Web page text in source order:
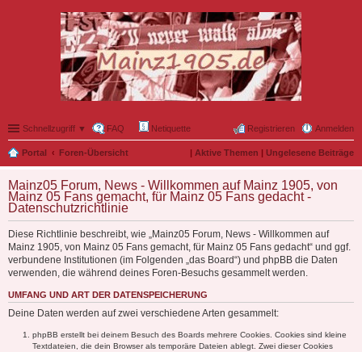
Schnellzugriff ▼ FAQ Netiquette Anmelden
Registrieren
Portal Foren-Übersicht | Aktive Themen | Ungelesene Beiträge
Mainz05 Forum, News - Willkommen auf Mainz 1905, von
Mainz 05 Fans gemacht, für Mainz 05 Fans gedacht -
Datenschutzrichtlinie
Diese Richtlinie beschreibt, wie „Mainz05 Forum, News - Willkommen auf
Mainz 1905, von Mainz 05 Fans gemacht, für Mainz 05 Fans gedacht“ und ggf.
verbundene Institutionen (im Folgenden „das Board“) und phpBB die Daten
verwenden, die während deines Foren-Besuchs gesammelt werden.
UMFANG UND ART DER DATENSPEICHERUNG
Deine Daten werden auf zwei verschiedene Arten gesammelt:
phpBB erstellt bei deinem Besuch des Boards mehrere Cookies. Cookies sind kleine
Textdateien, die dein Browser als temporäre Dateien ablegt. Zwei dieser Cookies